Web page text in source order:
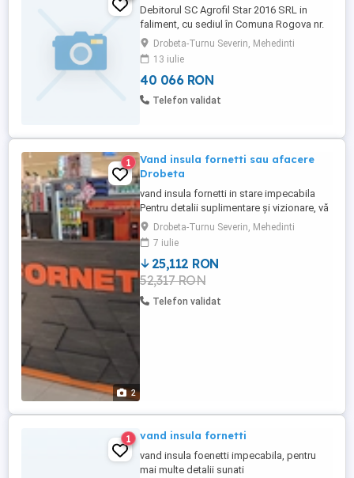
Debitorul SC Agrofil Star 2016 SRL in
faliment, cu sediul în Comuna Rogova nr.
572, jud. Mehedinti, având CUI 36219738,
înregistrată la Oficiul Registrul Comerţului
de pe langa Tribunalul Arad sub nr. J25
313 2016, aflat în procedura de faliment, in
bankruptcy, en faillite, in dosar nr. 5383
Drobeta-Turnu Severin, Mehedinti
13 iulie
40 066 RON
Telefon validat
2
1
Vand insula fornetti sau afacere
Drobeta
vand insula fornetti in stare impecabila
Pentru detalii suplimentare și vizionare, vă
stau la dispoziție în privat sau telefonic.
Drobeta-Turnu Severin, Mehedinti
7 iulie
25,112 RON
52,317 RON
Telefon validat
1 vand insula fornetti
vand insula foenetti impecabila, pentru
mai multe detalii sunati